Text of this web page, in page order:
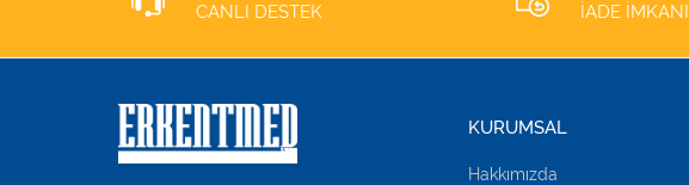
CANLI DESTEK İADE İMKANI
KURUMSAL
Hakkımızda